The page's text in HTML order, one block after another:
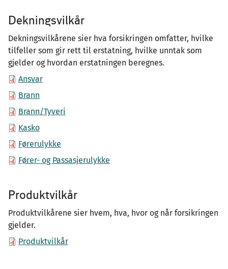
Dekningsvilkår
Dekningsvilkårene sier hva forsikringen omfatter, hvilke
tilfeller som gir rett til erstatning, hvilke unntak som
gjelder og hvordan erstatningen beregnes.
Ansvar
Brann
Brann/Tyveri
Kasko
Førerulykke
Fører- og Passasjerulykke
Produktvilkår
Produktvilkårene sier hvem, hva, hvor og når forsikringen
gjelder.
Produktvilkår